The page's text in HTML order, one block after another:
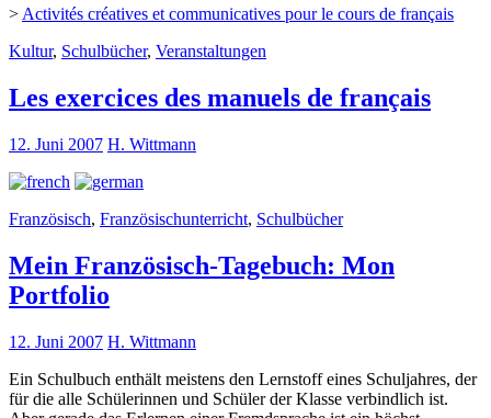
> Activités créatives et communicatives pour le cours de français
Kultur, Schulbücher, Veranstaltungen
Les exercices des manuels de français
12. Juni 2007 H. Wittmann
Französisch, Französischunterricht, Schulbücher
Mein Französisch-Tagebuch: Mon
Portfolio
12. Juni 2007 H. Wittmann
Ein Schulbuch enthält meistens den Lernstoff eines Schuljahres, der
für die alle Schülerinnen und Schüler der Klasse verbindlich ist.